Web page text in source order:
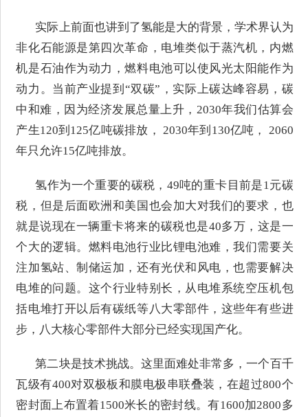
实际上前面也讲到了氢能是大的背景，学术界认为
非化石能源是第四次革命，电堆类似于蒸汽机，内燃
机是石油作为动力，燃料电池可以使风光太阳能作为
动力。当前产业提到“双碳”，实际上碳达峰容易，碳
中和难，因为经济发展总量上升，2030年我们估算会
产生120到125亿吨碳排放， 2030年到130亿吨， 2060
年只允许15亿吨排放。
氢作为一个重要的碳税，49吨的重卡目前是1元碳
税，但是后面欧洲和美国也会加大对我们的要求，也
就是说现在一辆重卡将来的碳税也是40多万，这是一
个大的逻辑。燃料电池行业比锂电池难，我们需要关
注加氢站、制储运加，还有光伏和风电，也需要解决
电堆的问题。这个行业特别长，从电堆系统空压机包
括电堆打开以后有碳纸等八大零部件，这些年有些进
步，八大核心零部件大部分已经实现国产化。
第二块是技术挑战。这里面难处非常多，一个百千
瓦级有400对双极板和膜电极串联叠装，在超过800个
密封面上布置着1500米长的密封线。有1600加2800多